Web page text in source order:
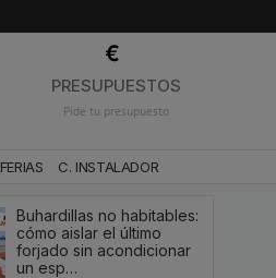
PRESUPUESTOS
Pide tu presupuesto
FERIAS C. INSTALADOR
Buhardillas no habitables:
cómo aislar el último
forjado sin acondicionar
un esp…